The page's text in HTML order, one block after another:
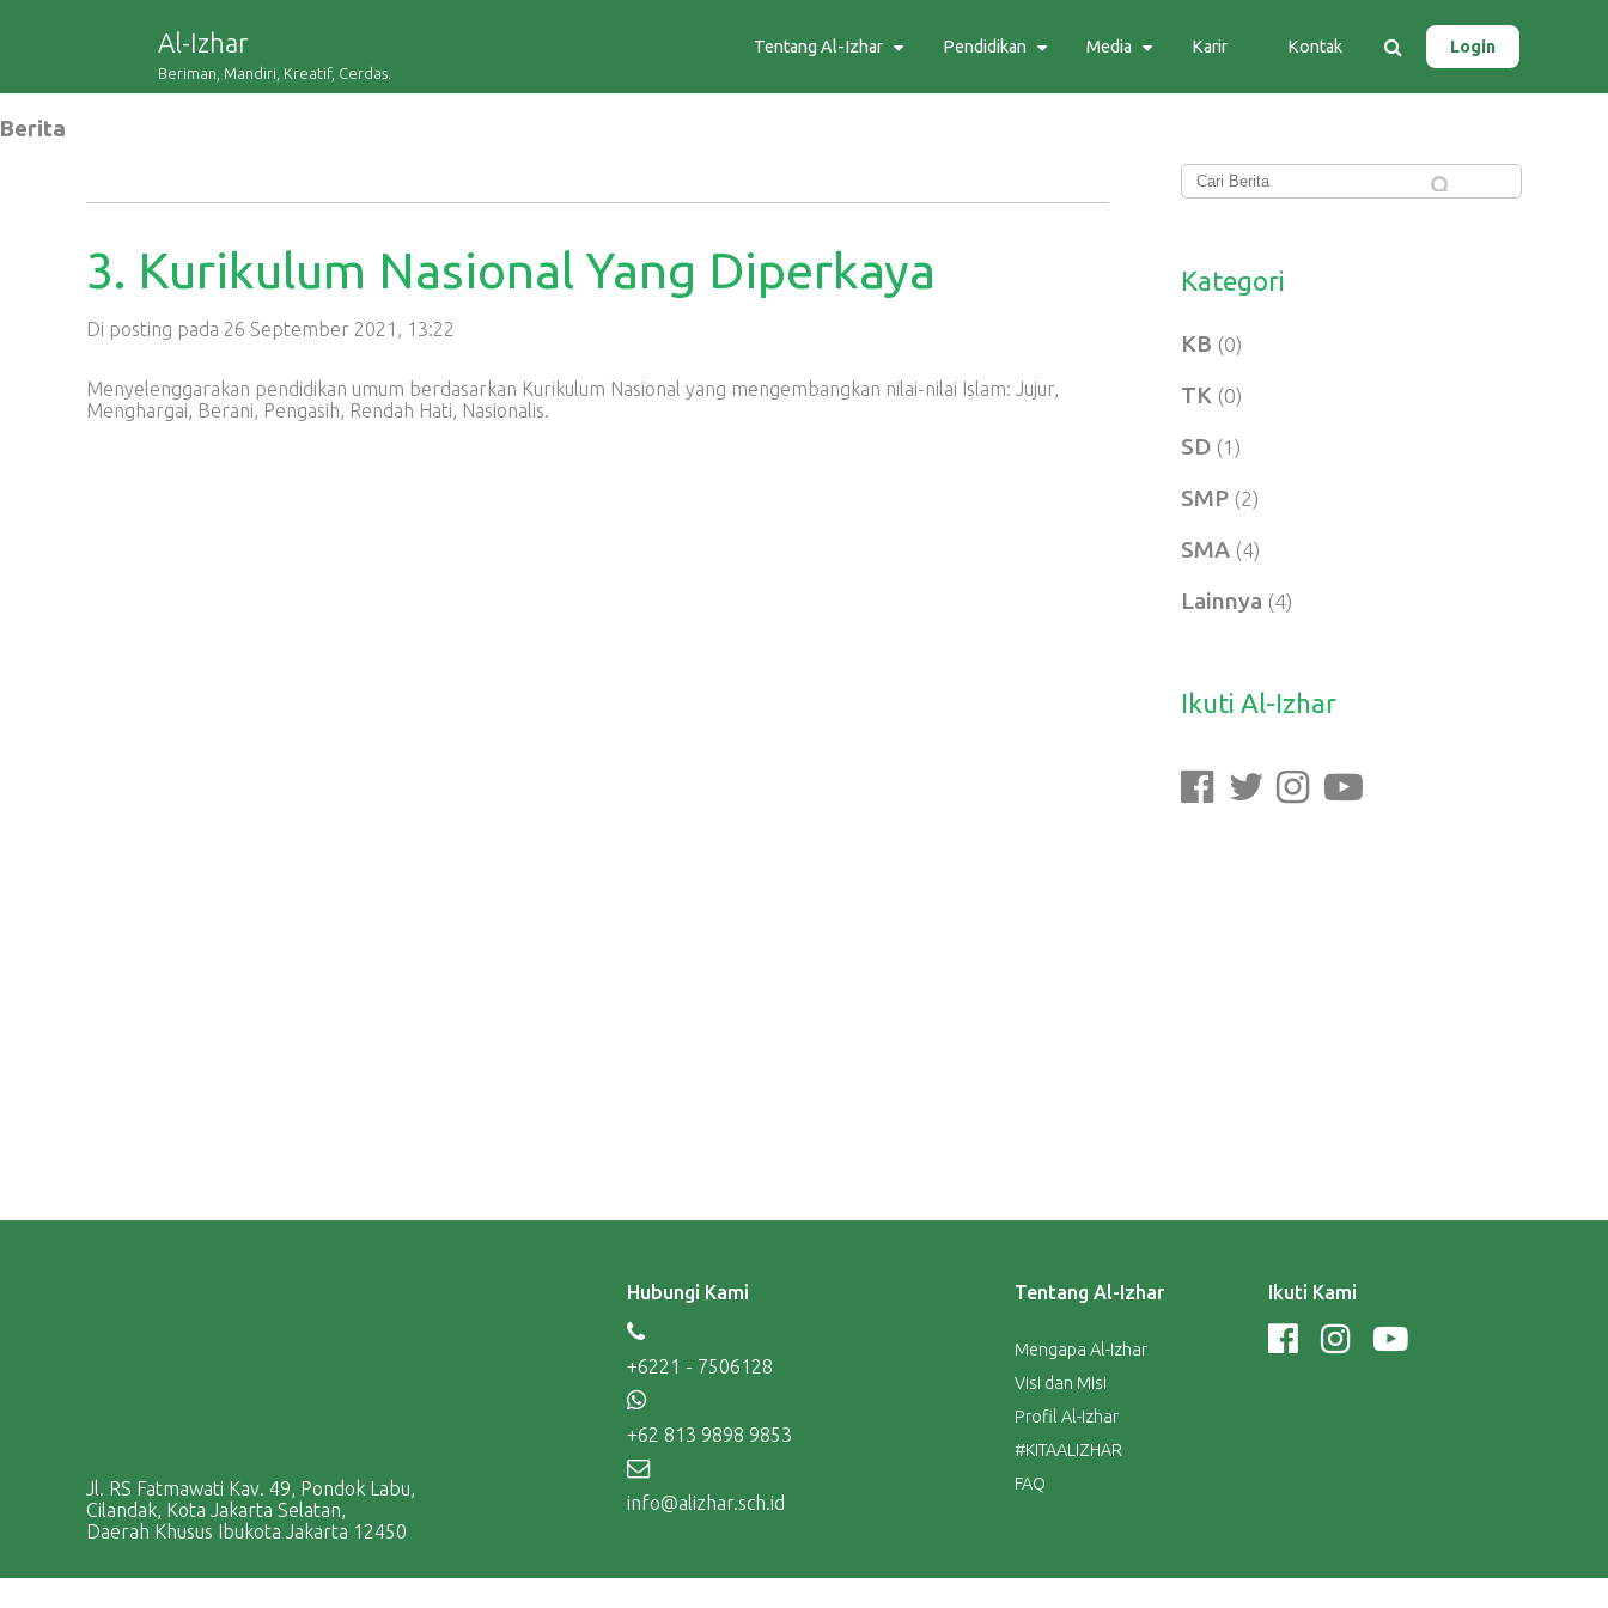
Al-Izhar
Beriman, Mandiri, Kreatif, Cerdas.
Tentang Al-Izhar Pendidikan Media Karir Kontak Login
Berita
3. Kurikulum Nasional Yang Diperkaya
Di posting pada 26 September 2021, 13:22
Menyelenggarakan pendidikan umum berdasarkan Kurikulum Nasional yang mengembangkan nilai-nilai Islam: Jujur,
Menghargai, Berani, Pengasih, Rendah Hati, Nasionalis.
Kategori
KB (0)
TK (0)
SD (1)
SMP (2)
SMA (4)
Lainnya (4)
Ikuti Al-Izhar
Jl. RS Fatmawati Kav. 49, Pondok Labu,
Cilandak, Kota Jakarta Selatan,
Daerah Khusus Ibukota Jakarta 12450
Hubungi Kami
+6221 - 7506128
+62 813 9898 9853
info@alizhar.sch.id
Tentang Al-Izhar
Mengapa Al-Izhar
Visi dan Misi
Profil Al-Izhar
#KITAALIZHAR
FAQ
Ikuti Kami